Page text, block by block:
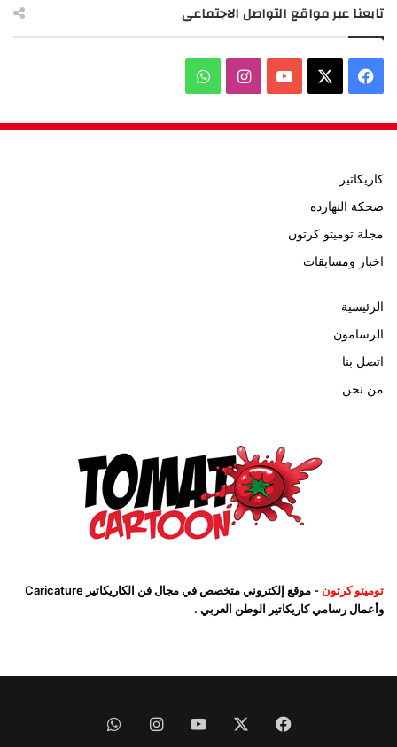
تابعنا عبر مواقع التواصل الاجتماعى
فيسبوك ‫YouTubeانستقرامواتساب
كاريكاتير
ضحكة النهارده
مجلة توميتو كرتون
اخبار ومسابقات
الرئيسية
الرسامون
اتصل بنا
من نحن
توميتو كرتون
- موقع إلكتروني متخصص في مجال فن الكاريكاتير Caricature
وأعمال رسامي كاريكاتير الوطن العربي .
فيسبوك ‫YouTubeانستقرامواتساب